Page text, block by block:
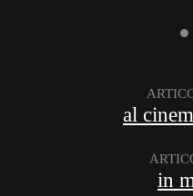
al
in